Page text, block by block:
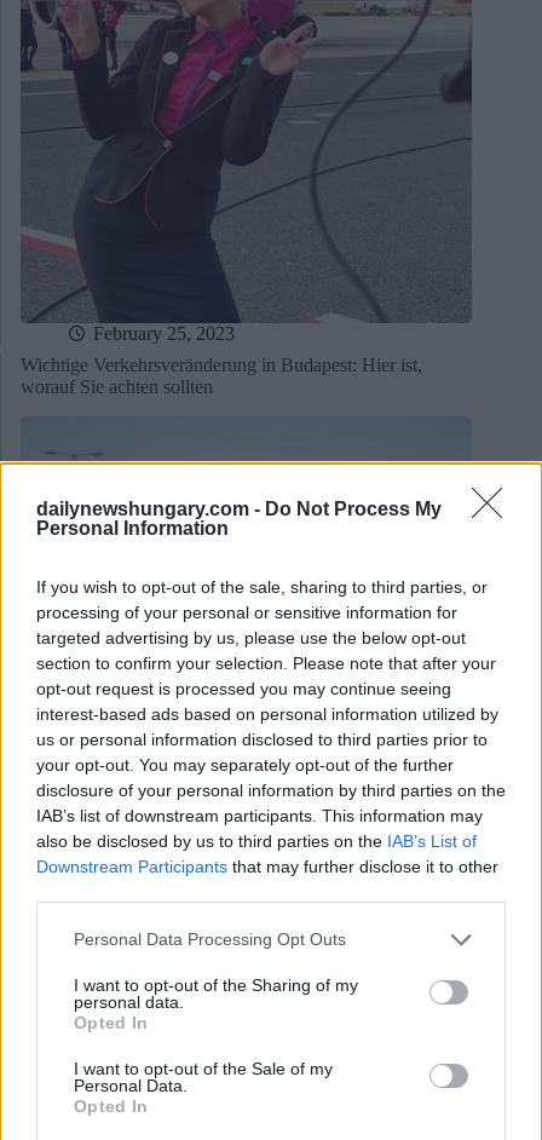
dailynewshungary.com - Do Not Process My
Personal Information
If you wish to opt-out of the sale, sharing to third parties, or
processing of your personal or sensitive information for
targeted advertising by us, please use the below opt-out
section to confirm your selection. Please note that after your
opt-out request is processed you may continue seeing
interest-based ads based on personal information utilized by
us or personal information disclosed to third parties prior to
your opt-out. You may separately opt-out of the further
disclosure of your personal information by third parties on the
IAB’s list of downstream participants. This information may
also be disclosed by us to third parties on the IAB’s List of
Downstream Participants that may further disclose it to other
Please note that this website/app uses one or more Google
not limited to your visit or usage behaviour. You may click to
grant or deny consent to Google and its third-party tags to
use your data for below specified purposes in below Google
consent section.
Personal Data Processing Opt Outs
I want to opt-out of the Sharing of my
personal data.
Opted In
I want to opt-out of the Sale of my
Personal Data.
Opted In
February 25, 2023
Wichtige Verkehrsveränderung in Budapest: Hier ist,
worauf Sie achten sollten
February 20, 2023
Budapest wird den Ticketpreis für den Flughafenbus
drastisch erhöhen